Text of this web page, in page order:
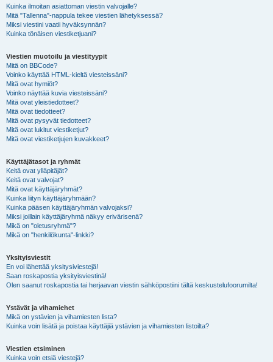
Kuinka ilmoitan asiattoman viestin valvojalle?
Mitä "Tallenna"-nappula tekee viestien lähetyksessä?
Miksi viestini vaatii hyväksynnän?
Kuinka tönäisen viestiketjuani?
Viestien muotoilu ja viestityypit
Mitä on BBCode?
Voinko käyttää HTML-kieltä viesteissäni?
Mitä ovat hymiöt?
Voinko näyttää kuvia viesteissäni?
Mitä ovat yleistiedotteet?
Mitä ovat tiedotteet?
Mitä ovat pysyvät tiedotteet?
Mitä ovat lukitut viestiketjut?
Mitä ovat viestiketjujen kuvakkeet?
Käyttäjätasot ja ryhmät
Keitä ovat ylläpitäjät?
Keitä ovat valvojat?
Mitä ovat käyttäjäryhmät?
Kuinka liityn käyttäjäryhmään?
Kuinka pääsen käyttäjäryhmän valvojaksi?
Miksi joillain käyttäjäryhmä näkyy erivärisenä?
Mikä on "oletusryhmä"?
Mikä on "henkilökunta"-linkki?
Yksityisviestit
En voi lähettää yksitysiviestejä!
Saan roskapostia yksityisviestinä!
Olen saanut roskapostia tai herjaavan viestin sähköpostiini tältä keskustelufoorumilta!
Ystävät ja vihamiehet
Mikä on ystävien ja vihamiesten lista?
Kuinka voin lisätä ja poistaa käyttäjiä ystävien ja vihamiesten listoilta?
Viestien etsiminen
Kuinka voin etsiä viestejä?